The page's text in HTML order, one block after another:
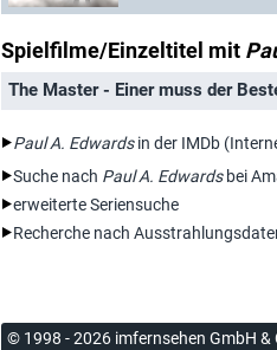
Spielfilme/Einzeltitel mit
The Master - Einer muss der
Paul A. Edwardsin der IMDb
Suche nach Paul A. Edwardsbei
erweiterte Seriensuche
Recherche nach
© 1998 - 2026 imfernsehen GmbH &